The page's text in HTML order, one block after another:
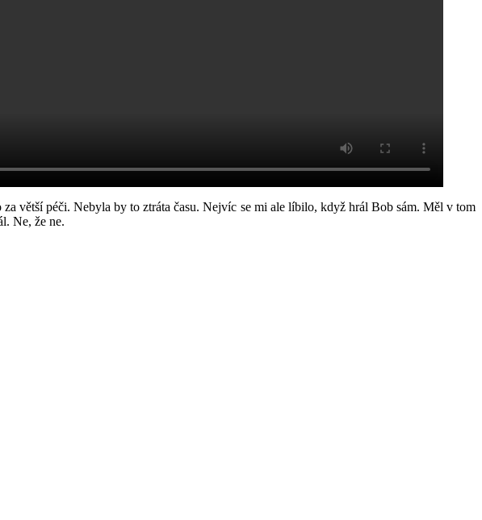
větší péči. Nebyla by to ztráta času. Nejvíc se mi ale líbilo, když hrál Bob sám. Měl v tom
Ne, že ne.